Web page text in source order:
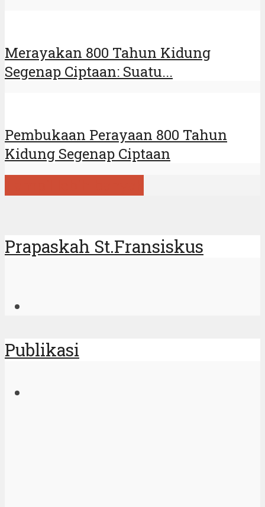
Merayakan 800 Tahun Kidung
Segenap Ciptaan: Suatu...
Pembukaan Perayaan 800 Tahun
Kidung Segenap Ciptaan
Prapaskah St.Fransiskus
Publikasi